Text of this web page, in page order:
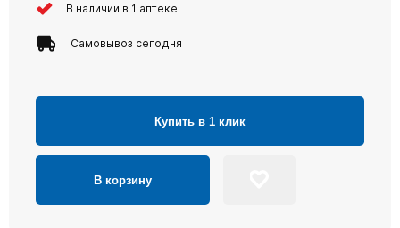
В наличии в 1 аптеке
Самовывоз сегодня
Купить в 1 клик
В корзину